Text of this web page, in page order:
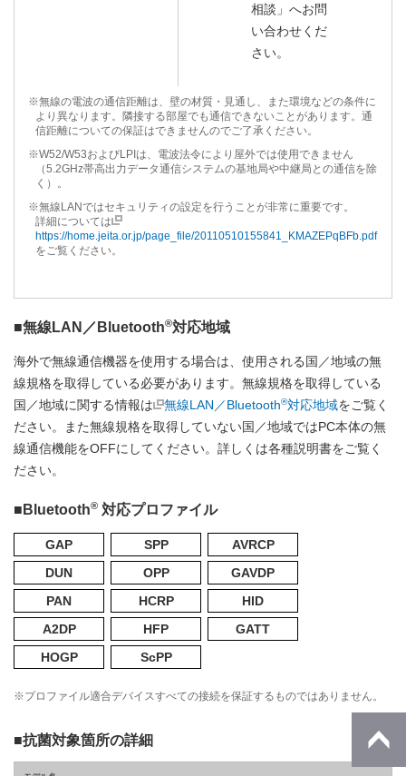
相談」へお問
い合わせくだ
さい。
※無線の電波の通信距離は、壁の材質・見通し、また環境などの条件に
より異なります。隣接する部屋でも通信できないことがあります。通
信距離についての保証はできませんのでご了承ください。
※W52/W53およびLPIは、電波法令により屋外では使用できません
（5.2GHz帯高出力データ通信システムの基地局や中継局との通信を除
く）。
※無線LANではセキュリティの設定を行うことが非常に重要です。
詳細については
https://home.jeita.or.jp/page_file/20110510155841_KMAZEPqBFb.pdf
をご覧ください。
■無線LAN／Bluetooth®対応地域
海外で無線通信機器を使用する場合は、使用される国／地域の無
線規格を取得している必要があります。無線規格を取得している
国／地域に関する情報は
無線LAN／Bluetooth®対応地域をご覧く
ださい。また無線規格を取得していない国／地域ではPC本体の無
線通信機能をOFFにしてください。詳しくは各種説明書をご覧く
ださい。
■Bluetooth® 対応プロファイル
GAP SPP
AVRCP
DUN
OPP
GAVDP
PAN
HCRP
HID
A2DP
HFP
GATT
HOGP
ScPP
※プロファイル適合デバイスすべての接続を保証するものではありません。
■抗菌対象箇所の詳細